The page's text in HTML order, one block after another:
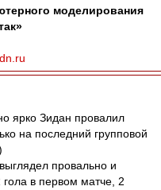
моделирования
ярко Зидан провалил
на последний групповой
провально и
гола в первом матче, 2